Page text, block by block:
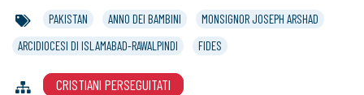
PAKISTAN ANNO DEI BAMBINI
MONSIGNOR JOSEPH ARSHAD
ARCIDIOCESI DI ISLAMABAD-RAWALPINDI
FIDES
CRISTIANI PERSEGUITATI